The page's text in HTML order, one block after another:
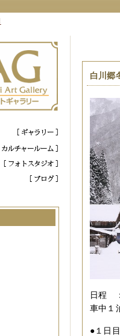
白川郷
日程
車中１
●１日